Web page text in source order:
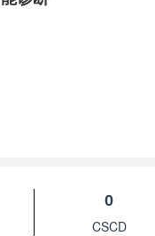
0
CSCD